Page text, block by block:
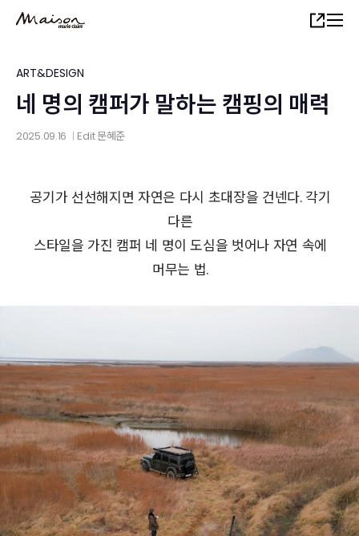
content
Share
ART&DESIGN
네 명의 캠퍼가 말하는 캠핑의 매력
2025.09.16 Edit문혜준
공기가 선선해지면 자연은 다시 초대장을 건넨다. 각기
다른
스타일을 가진 캠퍼 네 명이 도심을 벗어나 자연 속에
머무는 법.